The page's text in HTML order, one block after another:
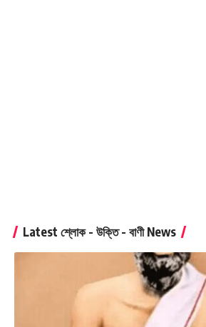
Latest শ্লোক - উক্তি - বাণী News